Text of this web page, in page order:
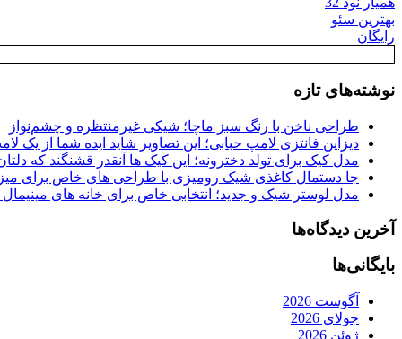
بهترین سئو
رایگان
نوشته‌های تازه
طراحی ناخن با رنگ سبز ماچا؛ شیکی غیرمنتظره و چشم‌نواز
دیزاین فانتزی لامپ حبابی؛ این تصاویر شاید ایده شما از یک
مدل کیک برای تولد دخترونه؛ این کیک ها آنقدر قشنگند که
جا دستمال کاغذی شیک رومیزی با طراحی های خاص برای
مدل لوستر شیک و جدید؛ انتخابی خاص برای خانه های
آخرین دیدگاه‌ها
بایگانی‌ها
آگوست 2026
جولای 2026
ژوئن 2026